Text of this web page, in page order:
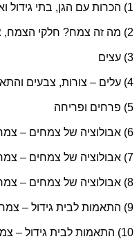
1) הכרות עם הגן, בתי גידול ואוספים מרכזיים
2) מה זה צמח? חלקי הצמח, צורות חיים
3) עצים
4) עלים – צורות, צבעים והתאמות
5) פרחים ופריחה
6) אבולוציה של צמחים – צמחי יצע (אצות, חזזיות, טחבים)
7) אבולוציה של צמחים – צמחי הזרעים, חשופי זרע
8) אבולוציה של צמחים – צמחי הפרחים
9) התאמות לבית גידול – צמחים ים-תיכוניים ומדבר
10) התאמות לבית גידול – צמחיה טרופית וסוקולנטים